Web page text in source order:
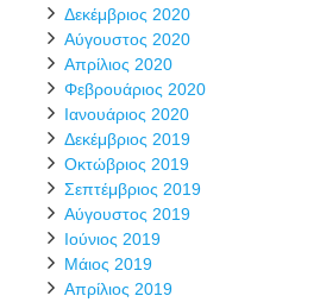
Δεκέμβριος 2020
Αύγουστος 2020
Απρίλιος 2020
Φεβρουάριος 2020
Ιανουάριος 2020
Δεκέμβριος 2019
Οκτώβριος 2019
Σεπτέμβριος 2019
Αύγουστος 2019
Ιούνιος 2019
Μάιος 2019
Απρίλιος 2019